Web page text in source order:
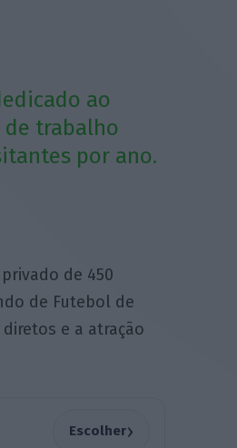
ao
trabalho
por ano.
de 450
de Futebol de
e a atração
Escolher›